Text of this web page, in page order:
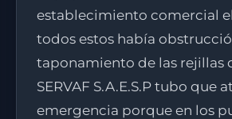
establecimiento comercial
todos estos había
taponamiento de las rejillas
SERVAF S.A.E.S.P tubo que
emergencia porque en los